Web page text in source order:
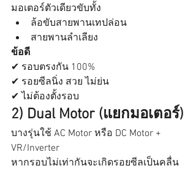
มอเตอร์ตัวเดียวขับทั้ง
ล้อขับสายพานเทปล่อน
สายพานลำเลียง
ข้อดี
✔ รอบตรงกัน 100%
✔ รอยซีลนิ่ง สวย ไม่ย่น
✔ ไม่ต้องตั้งรอบ
2) Dual Motor (แยกมอเตอร์)
บางรุ่นใช้ AC Motor หรือ DC Motor +
VR/Inverter
หากรอบไม่เท่ากันจะเกิดรอยซีลเป็นคลื่น